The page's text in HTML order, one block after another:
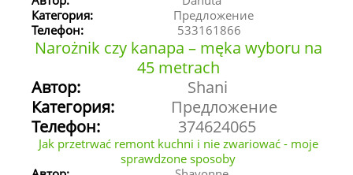
Категория:
Предложение
Телефон:
533161866
Narożnik czy kanapa – męka wyboru na
45 metrach
Автор:
Shani
Категория:
Предложение
Телефон:
374624065
Jak przetrwać remont kuchni i nie zwariować - moje
sprawdzone sposoby